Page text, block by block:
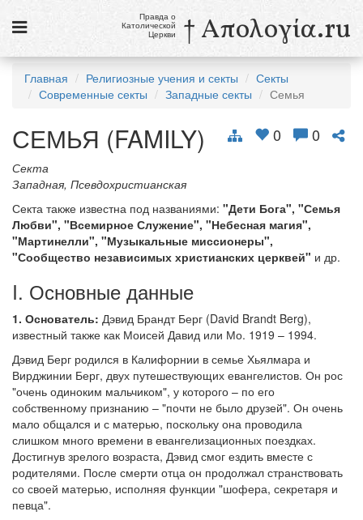
Новости
Католики в России
Галерея
Ссылки
Религиозные учения и секты, справочник
10 августа
Св. Лаврентий, диакон и мученик
Обратная связь
mail@apologia.ru
Отправить сообщение
Вход
Правда о
Католической
Церкви † Απολογία.ru
Главная Религиозные учения и секты
Секты
Современные секты
Западные секты Семья
0 0
СЕМЬЯ (FAMILY)
Секта
Западная, Псевдохристианская
Секта также известна под названиями: "Дети Бога", "Семья
Любви", "Всемирное Служение", "Небесная магия",
"Мартинелли", "Музыкальные миссионеры",
"Сообщество независимых христианских церквей" и др.
I. Основные данные
1. Основатель: Дэвид Брандт Берг (David Brandt Berg),
известный также как Моисей Давид или Мо. 1919 – 1994.
Дэвид Берг родился в Калифорнии в семье Хьялмара и
Вирджинии Берг, двух путешествующих евангелистов. Он рос
"очень одиноким мальчиком", у которого – по его
собственному признанию – "почти не было друзей". Он очень
мало общался и с матерью, поскольку она проводила
слишком много времени в евангелизационных поездках.
Достигнув зрелого возраста, Дэвид смог ездить вместе с
родителями. После смерти отца он продолжал странствовать
со своей матерью, исполняя функции "шофера, секретаря и
певца".